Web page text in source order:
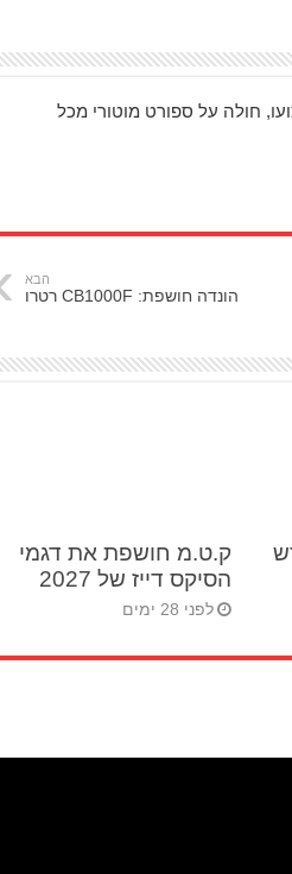
חולה על ספורט מוטורי מכל
הבא
הונדה חושפת: CB1000F רטרו
ק.ט.מ חושפת את דגמי
הסיקס דייז של 2027
לפני 28 ימים